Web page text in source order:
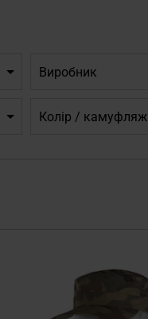
Виробник
Колір / камуфляж
уподобань